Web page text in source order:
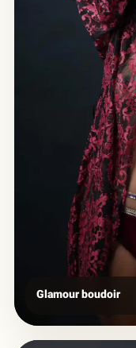
Glamour boudoir